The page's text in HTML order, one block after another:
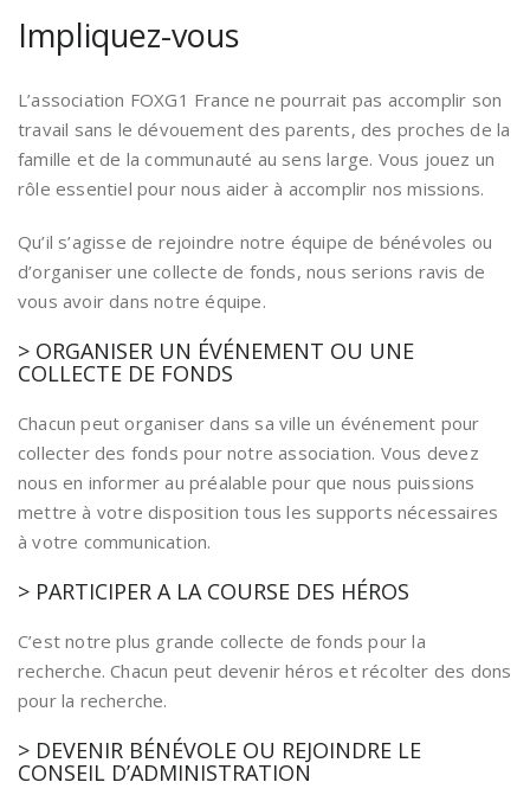
Impliquez-vous
L’association FOXG1 France ne pourrait pas accomplir son
travail sans le dévouement des parents, des proches de la
famille et de la communauté au sens large. Vous jouez un
rôle essentiel pour nous aider à accomplir nos missions.
Qu’il s’agisse de rejoindre notre équipe de bénévoles ou
d’organiser une collecte de fonds, nous serions ravis de
vous avoir dans notre équipe.
> ORGANISER UN ÉVÉNEMENT OU UNE
COLLECTE DE FONDS
Chacun peut organiser dans sa ville un événement pour
collecter des fonds pour notre association. Vous devez
nous en informer au préalable pour que nous puissions
mettre à votre disposition tous les supports nécessaires
à votre communication.
> PARTICIPER A LA COURSE DES HÉROS
C’est notre plus grande collecte de fonds pour la
recherche. Chacun peut devenir héros et récolter des dons
pour la recherche.
> DEVENIR BÉNÉVOLE OU REJOINDRE LE
CONSEIL D’ADMINISTRATION